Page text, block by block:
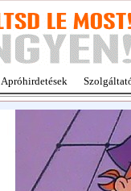
Apróhirdetések